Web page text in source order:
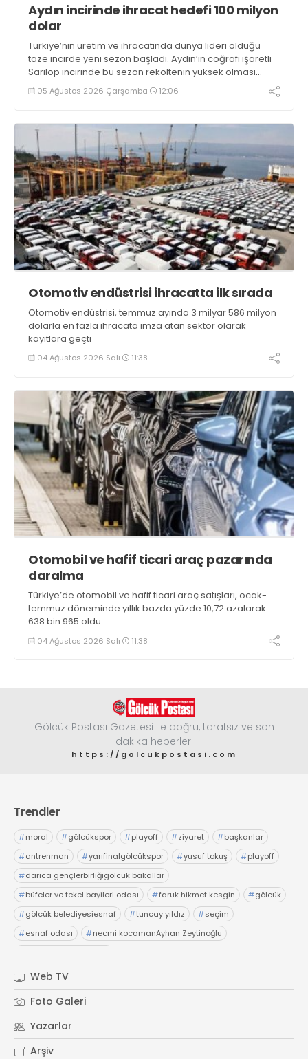
Aydın incirinde ihracat hedefi 100 milyon
dolar
Türkiye’nin üretim ve ihracatında dünya lideri olduğu
taze incirde yeni sezon başladı. Aydın’ın coğrafi işaretli
Sarılop incirinde bu sezon rekoltenin yüksek olması
beklenirken, ihracatta ise 100 milyon dolar hedefleniyor
05 Ağustos 2026 Çarşamba 12:06
Otomotiv endüstrisi ihracatta ilk sırada
Otomotiv endüstrisi, temmuz ayında 3 milyar 586 milyon
dolarla en fazla ihracata imza atan sektör olarak
kayıtlara geçti
04 Ağustos 2026 Salı 11:38
Otomobil ve hafif ticari araç pazarında
daralma
Türkiye’de otomobil ve hafif ticari araç satışları, ocak-
temmuz döneminde yıllık bazda yüzde 10,72 azalarak
638 bin 965 oldu
04 Ağustos 2026 Salı 11:38
Gölcük Postası Gazetesi ile doğru, tarafsız ve son
dakika heberleri
https://golcukpostasi.com
Trendler
#moral #gölcükspor #playoff #ziyaret #başkanlar
#antrenman #yarıfinalgölcükspor #yusuf tokuş #playoff
#darıca gençlerbirliğigölcük bakallar
#büfeler ve tekel bayileri odası #faruk hikmet kesgin #gölcük
#gölcük belediyesiesnaf #tuncay yıldız #seçim
#esnaf odası #necmi kocamanAyhan Zeytinoğlu
Web TV
Foto Galeri
Yazarlar
Arşiv